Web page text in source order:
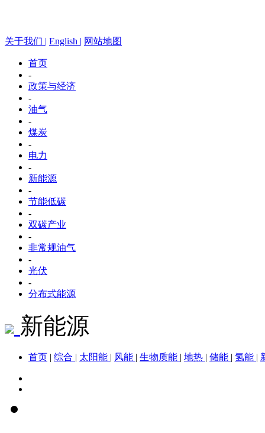
关于我们 | English | 网站地图
首页
-
政策与经济
-
油气
-
煤炭
-
电力
-
新能源
-
节能低碳
-
双碳产业
-
非常规油气
-
光伏
-
分布式能源
新能源
首页 | 综合 | 太阳能 | 风能 | 生物质能 | 地热 | 储能 | 氢能 |